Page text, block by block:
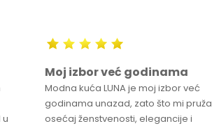
Moj izbor već godinama
Modna kuća LUNA je moj izbor već
godinama unazad, zato što mi pruža
osećaj ženstvenosti, elegancije i